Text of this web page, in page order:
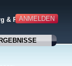
ANMELDEN
& RFV Jettingen